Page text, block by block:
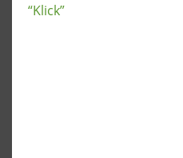
“Klick”